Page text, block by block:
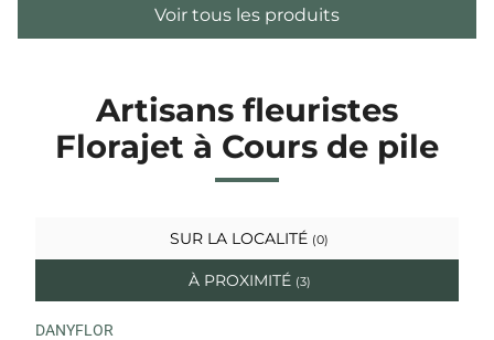
Voir tous les produits
Artisans fleuristes
Florajet à Cours de pile
SUR LA LOCALITÉ (0)
À PROXIMITÉ (3)
DANYFLOR